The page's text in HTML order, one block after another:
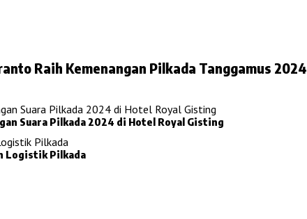
Raih Kemenangan Pilkada Tanggamus 2024
KPU Tanggamus Akan Gelar Rapat Pleno Penghitungan Suara Pilkada 2024 di Hotel Royal Gisting
Logistik Pilkada